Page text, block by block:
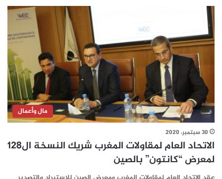
مال وأعمال
30 سبتمبر، 2020
الاتحاد العام لمقاولات المغرب شريك النسخة ال128
لمعرض “كانتون” بالصين